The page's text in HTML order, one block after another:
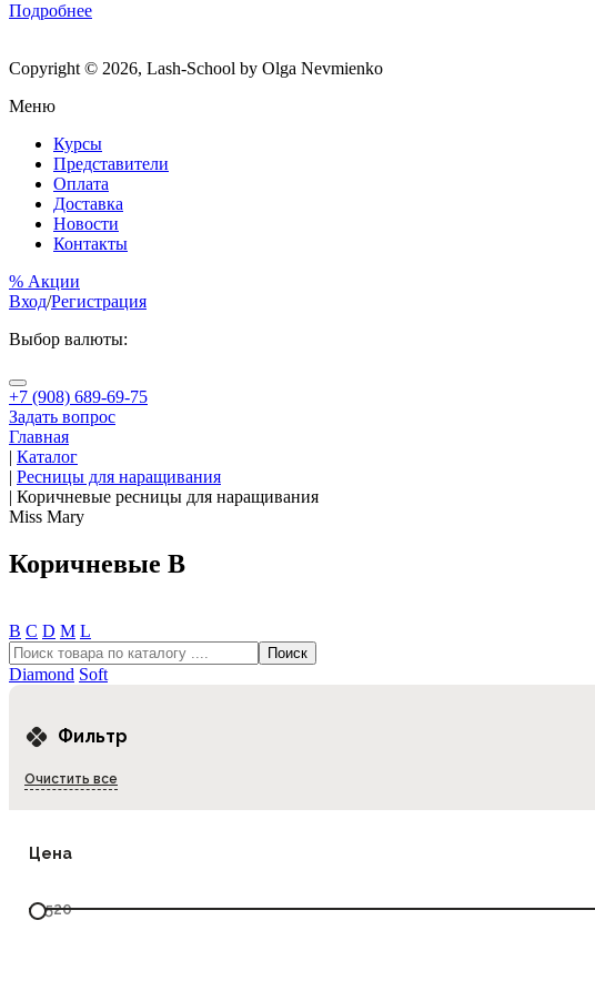
Подробнее
Copyright © 2026, Lash-School by Olga Nevmienko
Меню
Курсы
Представители
Оплата
Доставка
Новости
Контакты
% Акции
Вход/Регистрация
Выбор валюты:
+7 (908) 689-69-75
Задать вопрос
Главная
| Каталог
| Ресницы для наращивания
| Коричневые ресницы для наращивания
Miss Mary
Коричневые B
В С D М L
Diamond Soft
Фильтр
Очистить все
Цена